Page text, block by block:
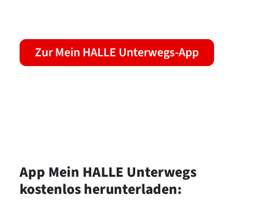
Zur Mein HALLE Unterwegs-App
App Mein HALLE Unterwegs
kostenlos herunterladen: